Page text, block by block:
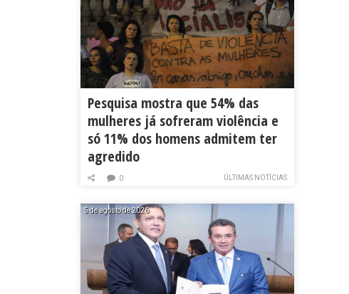
Pesquisa mostra que 54% das
mulheres já sofreram violência e
só 11% dos homens admitem ter
agredido
ÚLTIMAS NOTÍCIAS
0
5 de agosto de 2026